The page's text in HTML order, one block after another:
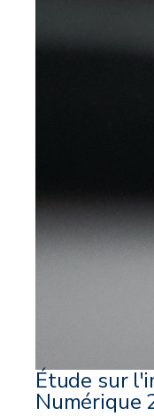
Étude sur
Numérique